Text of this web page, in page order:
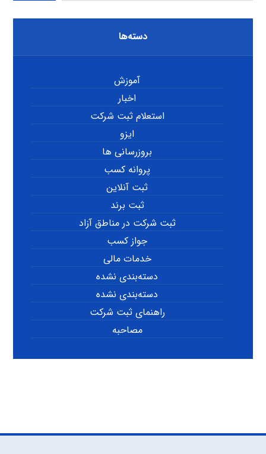
دسته‌ها
آموزش
اخبار
استعلام ثبت شرکت
ایزو
بروزرسانی ها
پروانه کسب
ثبت آنلاین
ثبت برند
ثبت شرکت در مناطق آزاد
جواز کسب
خدمات مالی
دسته‌بندی نشده
دسته‌بندی نشده
راهنمای ثبت شرکت
مصاحبه